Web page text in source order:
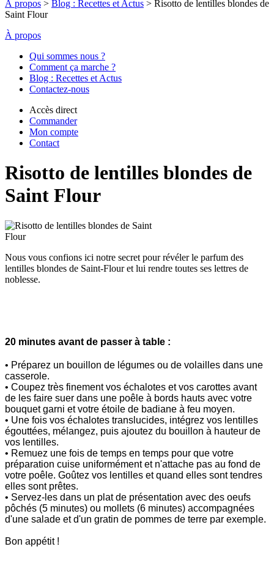
À propos > Blog : Recettes et Actus > Risotto de lentilles blondes de
Saint Flour
À propos
Qui sommes nous ?
Comment ça marche ?
Blog : Recettes et Actus
Contactez-nous
Accès direct
Commander
Mon compte
Contact
Risotto de lentilles blondes de
Saint Flour
Nous vous confions ici notre secret pour révéler le parfum des
lentilles blondes de Saint-Flour et lui rendre toutes ses lettres de
noblesse.
20 minutes avant de passer à table :
• Préparez un bouillon de légumes ou de volailles dans une
casserole.
• Coupez très finement vos échalotes et vos carottes avant
de les faire suer dans une poêle à bords hauts avec votre
bouquet garni et votre étoile de badiane à feu moyen.
• Une fois vos échalotes translucides, intégrez vos lentilles
égouttées, mélangez, puis ajoutez du bouillon à hauteur de
vos lentilles.
• Remuez une fois de temps en temps pour que votre
préparation cuise uniformément et n'attache pas au fond de
votre poêle. Goûtez vos lentilles et quand elles sont tendres
elles sont prêtes.
• Servez-les dans un plat de présentation avec des oeufs
pôchés (5 minutes) ou mollets (6 minutes) accompagnées
d'une salade et d'un gratin de pommes de terre par exemple.
Bon appétit !